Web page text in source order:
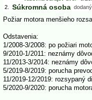
2.
Súkromná osoba
Požiar motora menšieho
Odstavenia:
1/2008-3/2008: po požiari
9/2010-1/2011: neznámy
11/2013-3/2014: neznámy
5/2019-8/2019: porucha
11/2019-12/2019: rozsypaný
5/2020-9/2020: porucha